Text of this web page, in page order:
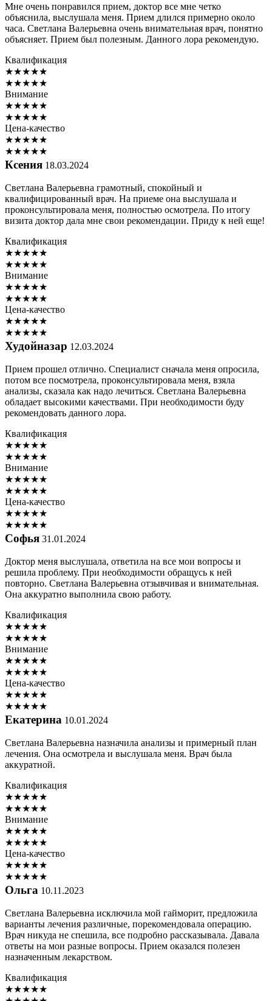
Мне очень понравился прием, доктор все мне четко
объяснила, выслушала меня. Прием длился примерно около
часа. Светлана Валерьевна очень внимательная врач, понятно
объясняет. Прием был полезным. Данного лора рекомендую.
Квалификация
★★★★★
★★★★★
Внимание
★★★★★
★★★★★
Цена-качество
★★★★★
★★★★★
Ксения 18.03.2024
Светлана Валерьевна грамотный, спокойный и
квалифицированный врач. На приеме она выслушала и
проконсультировала меня, полностью осмотрела. По итогу
визита доктор дала мне свои рекомендации. Приду к ней еще!
Квалификация
★★★★★
★★★★★
Внимание
★★★★★
★★★★★
Цена-качество
★★★★★
★★★★★
Худойназар 12.03.2024
Прием прошел отлично. Специалист сначала меня опросила,
потом все посмотрела, проконсультировала меня, взяла
анализы, сказала как надо лечиться. Светлана Валерьевна
обладает высокими качествами. При необходимости буду
рекомендовать данного лора.
Квалификация
★★★★★
★★★★★
Внимание
★★★★★
★★★★★
Цена-качество
★★★★★
★★★★★
Софья 31.01.2024
Доктор меня выслушала, ответила на все мои вопросы и
решила проблему. При необходимости обращусь к ней
повторно. Светлана Валерьевна отзывчивая и внимательная.
Она аккуратно выполнила свою работу.
Квалификация
★★★★★
★★★★★
Внимание
★★★★★
★★★★★
Цена-качество
★★★★★
★★★★★
Екатерина 10.01.2024
Светлана Валерьевна назначила анализы и примерный план
лечения. Она осмотрела и выслушала меня. Врач была
аккуратной.
Квалификация
★★★★★
★★★★★
Внимание
★★★★★
★★★★★
Цена-качество
★★★★★
★★★★★
Ольга 10.11.2023
Светлана Валерьевна исключила мой гайморит, предложила
варианты лечения различные, порекомендовала операцию.
Врач никуда не спешила, все подробно рассказывала. Давала
ответы на мои разные вопросы. Прием оказался полезен
назначенным лекарством.
Квалификация
★★★★★